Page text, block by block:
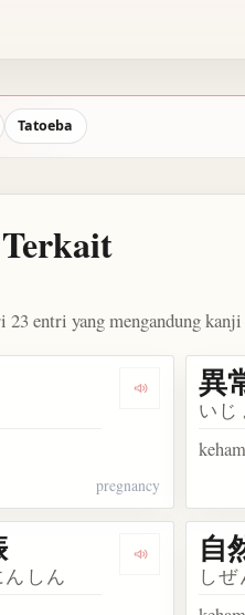
Tatoeba
23 entri yang mengandung
Dengarkan
pregnancy
異
いじ
Dengarkan
しん
自
し